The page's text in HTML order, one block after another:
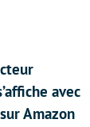
avec
Amazon